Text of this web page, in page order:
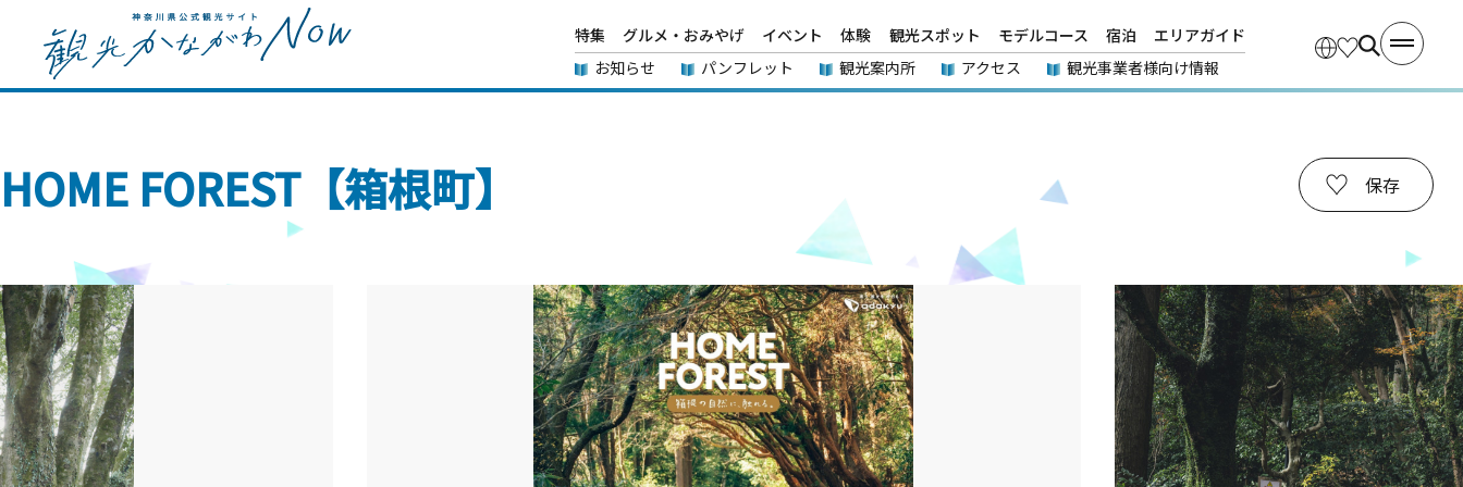
特集 グルメ・おみやげ イベント 体験 観光スポット モデルコース 宿泊
エリアガイド
お知らせ
パンフレット 観光案内所 アクセス 観光事業者様向け情報
HOME FOREST【箱根町】 保存